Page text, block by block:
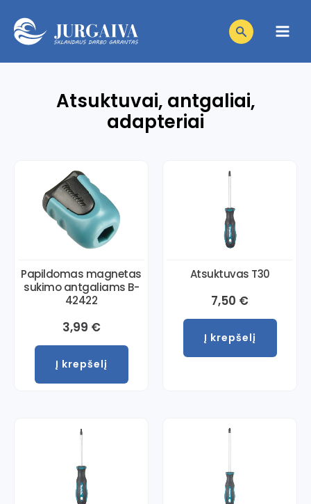
prie
turinio
Products
search
Main
Atsuktuvai, antgaliai,
adapteriai
Papildomas magnetas
sukimo antgaliams B-
42422
3,99 €
Į krepšelį
Atsuktuvas T30
7,50 €
Į krepšelį